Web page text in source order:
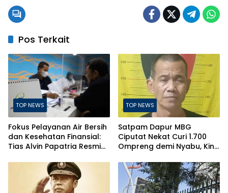
Pos Terkait
TOP NEWS
Fokus Pelayanan Air Bersih
dan Kesehatan Finansial:
Tias Alvin Papatria Resmi
Minum Surabaya
TOP NEWS
Satpam Dapur MBG
Ciputat Nekat Curi 1.700
Ompreng demi Nyabu, Kini